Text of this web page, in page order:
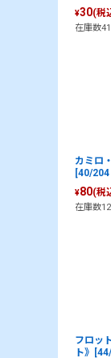
¥30(税
在庫数
カミロ
[40/
¥80(税
在庫数
フロッ
ト》